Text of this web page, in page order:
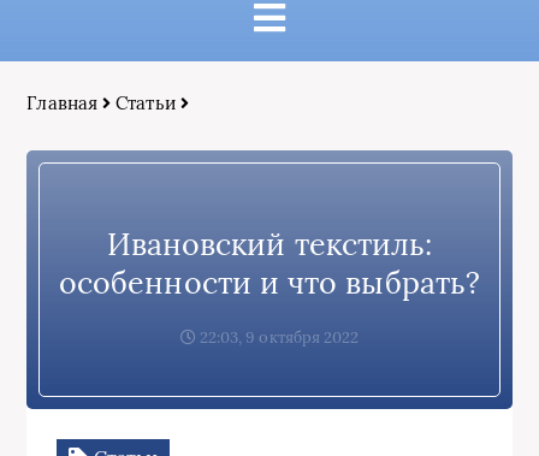
Главная Статьи
Ивановский текстиль:
особенности и что выбрать?
22:03, 9 октября 2022